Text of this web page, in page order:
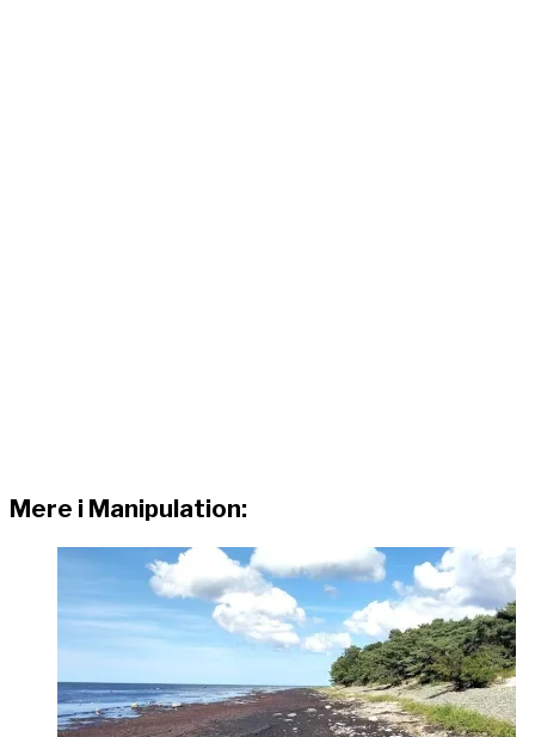
Mere i Manipulation: